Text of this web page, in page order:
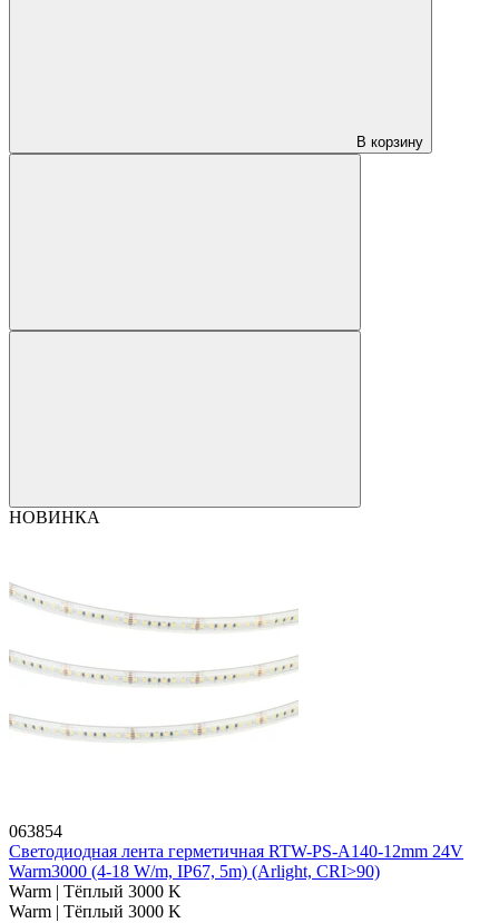
В корзину
НОВИНКА
063854
Светодиодная лента герметичная RTW-PS-A140-12mm 24V
Warm3000 (4-18 W/m, IP67, 5m) (Arlight, CRI>90)
Warm | Тёплый 3000 K
Warm | Тёплый 3000 K